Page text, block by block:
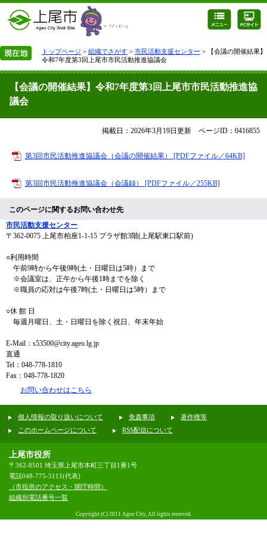
トップページ > 組織でさがす > 市民活動支援センター > 【会議の開催結果】
令和7年度第3回上尾市市民活動推進協議会
【会議の開催結果】令和7年度第3回上尾市市民活動推進協
議会
掲載日：2026年3月19日更新 ページID：0416855
第3回市民活動推進協議会（会議の開催結果） [PDFファイル／64KB]
第3回市民活動推進協議会（会議録） [PDFファイル／255KB]
このページに関するお問い合わせ先
市民活動支援センター
〒362-0075
上尾市柏座1-1-15 プラザ館3階(上尾駅東口駅前)
○利用時間
午前9時から午後9時(土・日曜日は5時）まで
※会議室は、正午から午後1時までを除く
※職員の応対は午後7時(土・日曜日は5時）まで
○休 館 日
毎週月曜日、土・日曜日を除く祝日、年末年始
E-Mail：s53500@city.ageo.lg.jp
直通
Tel：048-778-1810
Fax：048-778-1820
お問い合わせはこちら
個人情報の取り扱いについて 免責事項
著作権等
このホームページについて
RSS配信について
上尾市役所
〒362-8501 埼玉県上尾市本町三丁目1番1号
電話048-775-5111(代表)
（市役所のアクセス・開庁時間）
組織別電話番号一覧
Copyright (C) 2011 Ageo City, All rights reserved.